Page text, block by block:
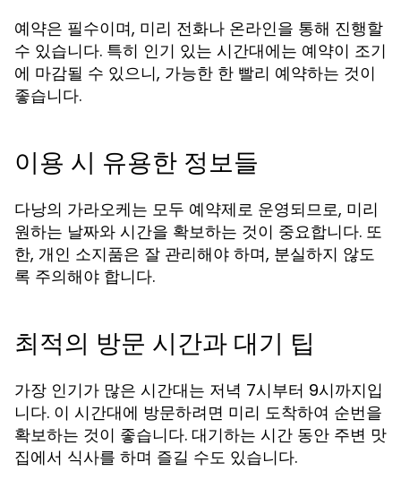
예약은 필수이며, 미리 전화나 온라인을 통해 진행할
수 있습니다. 특히 인기 있는 시간대에는 예약이 조기
에 마감될 수 있으니, 가능한 한 빨리 예약하는 것이
좋습니다.
이용 시 유용한 정보들
다낭의 가라오케는 모두 예약제로 운영되므로, 미리
원하는 날짜와 시간을 확보하는 것이 중요합니다. 또
한, 개인 소지품은 잘 관리해야 하며, 분실하지 않도
록 주의해야 합니다.
최적의 방문 시간과 대기 팁
가장 인기가 많은 시간대는 저녁 7시부터 9시까지입
니다. 이 시간대에 방문하려면 미리 도착하여 순번을
확보하는 것이 좋습니다. 대기하는 시간 동안 주변 맛
집에서 식사를 하며 즐길 수도 있습니다.